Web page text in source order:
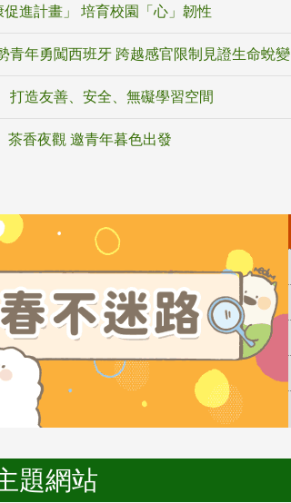
進計畫」 培育校園「心」韌性
青年勇闖西班牙 跨越感官限制見證生命蛻變
打造友善、安全、無礙學習空間
茶香夜觀 邀青年暮色出發
題網站